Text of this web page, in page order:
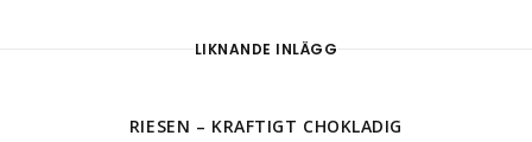
LIKNANDE INLÄGG
RIESEN – KRAFTIGT CHOKLADIG